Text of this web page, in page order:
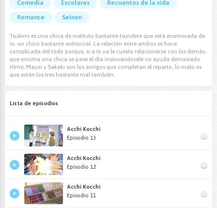
Comedia Escolares
Recuentos de la vida
Romance
Seinen
Tsukimi es una chica de instituto bastante tsundere que está enamorada de
Io, un chico bastante antisocial. La relación entre ambos se hace
complicada del todo porque, si a Io ya le cuesta relacionarse con los demás,
que encima una chica se pase el día insinuándosele no ayuda demasiado.
Hime, Mayoi y Sakaki son los amigos que completan el reparto, lo malo es
que están los tres bastante mal también.
Lista de episodios
Acchi Kocchi
Episodio 13
Acchi Kocchi
Episodio 12
Acchi Kocchi
Episodio 11